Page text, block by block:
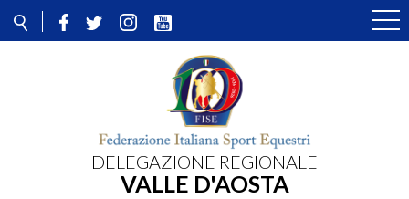
DELEGAZIONE REGIONALE
VALLE D'AOSTA